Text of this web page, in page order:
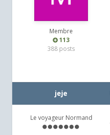
Membre
113
388 posts
jeje
Le voyageur Normand